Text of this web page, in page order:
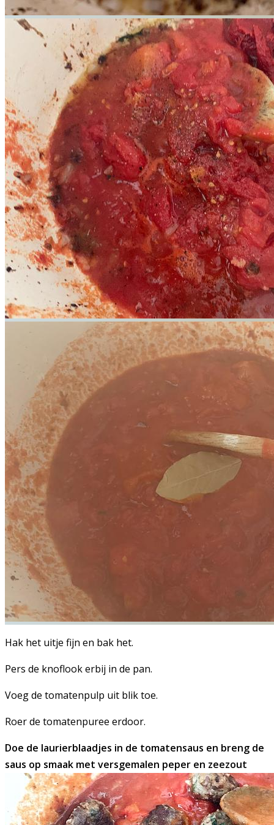
Hak het uitje fijn en bak het.
Pers de knoflook erbij in de pan.
Voeg de tomatenpulp uit blik toe.
Roer de tomatenpuree erdoor.
Doe de laurierblaadjes in de tomatensaus en breng de
saus op smaak met versgemalen peper en zeezout